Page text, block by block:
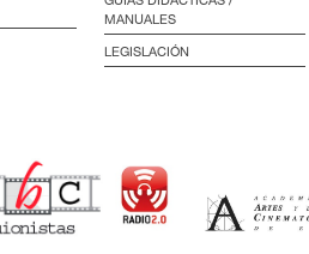
MANUALES
LEGISLACIÓN